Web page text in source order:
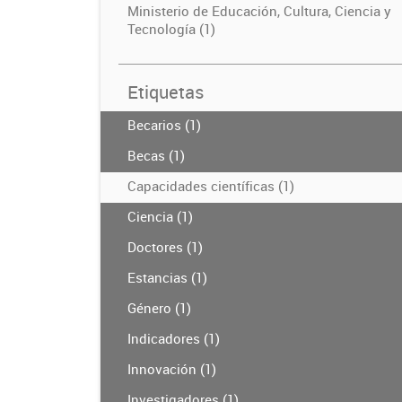
Ministerio de Educación, Cultura, Ciencia y
Tecnología (1)
Etiquetas
Becarios (1)
Becas (1)
Capacidades científicas (1)
Ciencia (1)
Doctores (1)
Estancias (1)
Género (1)
Indicadores (1)
Innovación (1)